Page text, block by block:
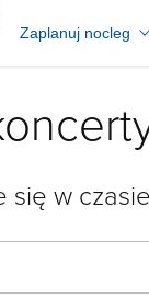
Zaplanuj nocleg
się w